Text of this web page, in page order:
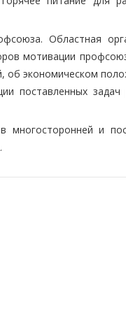
Областная
мотивации
экономическом
поставленных
многосторонней и